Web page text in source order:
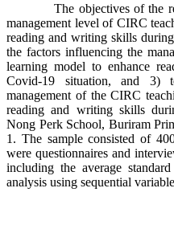
The objectives of the
management level of CIRC
reading and writing skills
the factors influencing the
learning model to enhance
Covid-19 situation, and 3)
management of the CIRC
reading and writing skills
Nong Perk School, Buriram
1. The sample consisted of
were questionnaires and
including the average
analysis using sequential